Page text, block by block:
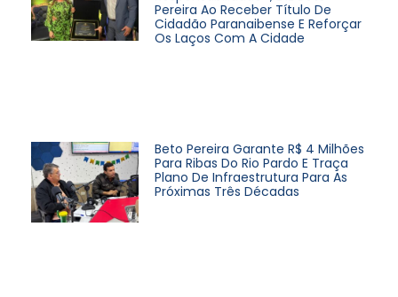
Pereira Ao Receber Título De
Cidadão Paranaibense E Reforçar
Os Laços Com A Cidade
Beto Pereira Garante R$ 4 Milhões
Para Ribas Do Rio Pardo E Traça
Plano De Infraestrutura Para As
Próximas Três Décadas